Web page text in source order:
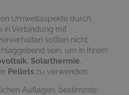
Umweltaspekte durch
in Verbindung mit
sollten nicht
sein, um in Ihrem
, Solarthermie,
Pellets zu verwenden.
Auflagen, bestimmte